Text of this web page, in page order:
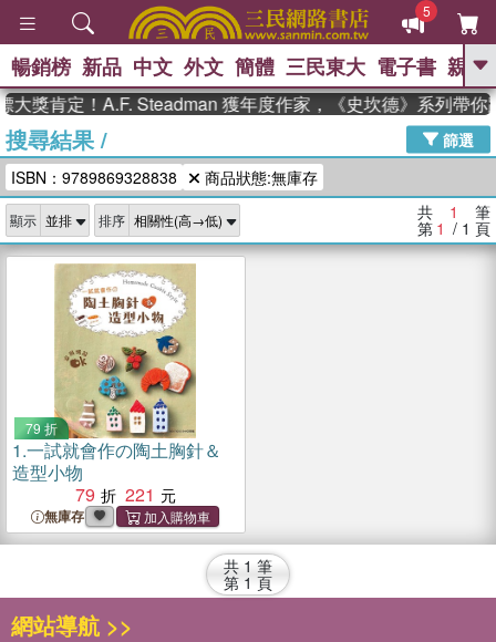
5
GO
高希均教授回憶錄
、 The Odyssey 、 父親節 、 如果歷
史是一群喵 、
獎 臺灣漫遊錄 、 方念華 、 台灣的李
登輝時代
數學女孩：黎曼猜想 、
偉大的迷走神經
暢銷榜 新品 中文 外文 簡體 三民東大 電子書 親子
獎肯定！A.F. Steadman 獲年度作家，《史坎德》系列帶你
搜尋結果/
篩選
ISBN：9789869328838
商品狀態:無庫存
顯示 排序 共 1 筆
第 1 / 1 頁
79 折
1.一試就會作の陶土胸針＆
造型小物
79
221
無庫存
共 1 筆
第 1 頁
網站導航 >>